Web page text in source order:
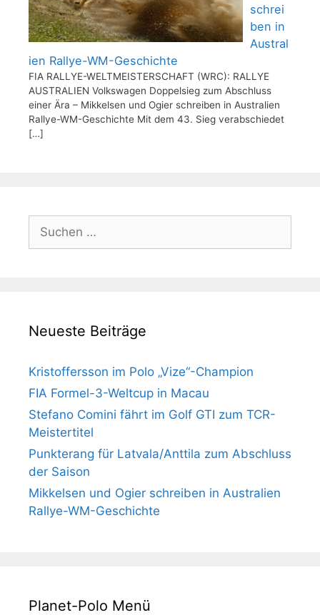
schrei
ben in
Austral
ien Rallye-WM-Geschichte
FIA RALLYE-WELTMEISTERSCHAFT (WRC): RALLYE
AUSTRALIEN Volkswagen Doppelsieg zum Abschluss
einer Ära – Mikkelsen und Ogier schreiben in Australien
Rallye-WM-Geschichte Mit dem 43. Sieg verabschiedet
[…]
nach:
Neueste Beiträge
Kristoffersson im Polo „Vize“-Champion
FIA Formel-3-Weltcup in Macau
Stefano Comini fährt im Golf GTI zum TCR-
Meistertitel
Punkterang für Latvala/Anttila zum Abschluss
der Saison
Mikkelsen und Ogier schreiben in Australien
Rallye-WM-Geschichte
Planet-Polo Menü